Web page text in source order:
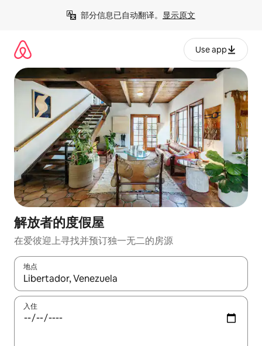
部分信息已自动翻译。 显示原文
Use app
解放者的度假屋
在爱彼迎上寻找并预订独一无二的房源
地点
如有搜索结果，请使用上下方向键查看，或通过点击或滑动手势
入住